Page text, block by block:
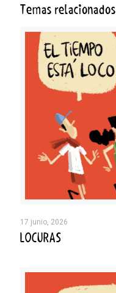
Temas relacionados
17 junio, 2026
LOCURAS